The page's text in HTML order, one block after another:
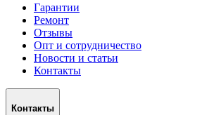
Гарантии
Ремонт
Отзывы
Опт и сотрудничество
Новости и статьи
Контакты
Контакты